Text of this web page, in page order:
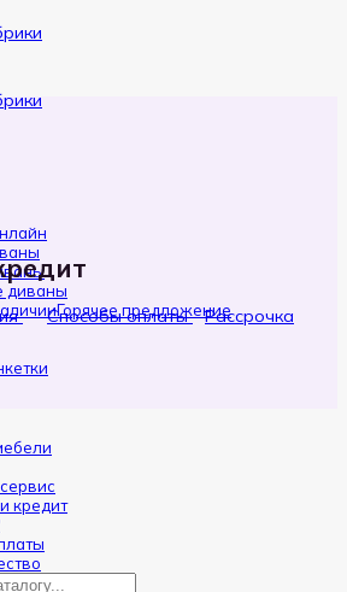
диваны
кредит
Способы оплаты
Рассрочка